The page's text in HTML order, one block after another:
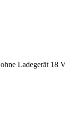
Ladegerät 18 V